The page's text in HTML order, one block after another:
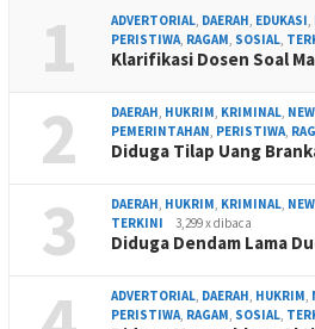
1 ADVERTORIAL, DAERAH, EDUKASI,
PERISTIWA, RAGAM, SOSIAL,
Klarifikasi Dosen Soal
2 DAERAH, HUKRIM, KRIMINAL,
PEMERINTAHAN, PERISTIWA,
Diduga Tilap Uang
3 DAERAH, HUKRIM, KRIMINAL,
TERKINI
3,299 x dibaca
Diduga Dendam Lama
ADVERTORIAL, DAERAH, HUKRIM,
PERISTIWA, RAGAM, SOSIAL,